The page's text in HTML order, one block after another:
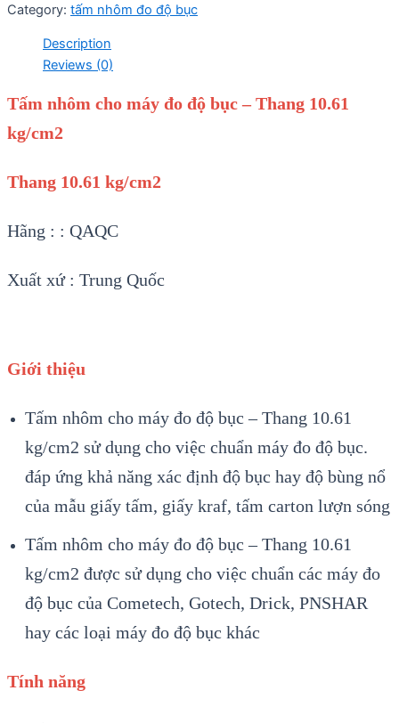
Category: tấm nhôm đo độ bục
Description
Reviews (0)
Tấm nhôm cho máy đo độ bục – Thang 10.61
kg/cm2
Thang 10.61 kg/cm2
Hãng : : QAQC
Xuất xứ : Trung Quốc
Giới thiệu
Tấm nhôm cho máy đo độ bục – Thang 10.61
kg/cm2 sử dụng cho việc chuẩn máy đo độ bục.
đáp ứng khả năng xác định độ bục hay độ bùng nổ
của mẫu giấy tấm, giấy kraf, tấm carton lượn sóng
Tấm nhôm cho máy đo độ bục – Thang 10.61
kg/cm2 được sử dụng cho việc chuẩn các máy đo
độ bục của Cometech, Gotech, Drick, PNSHAR
hay các loại máy đo độ bục khác
Tính năng